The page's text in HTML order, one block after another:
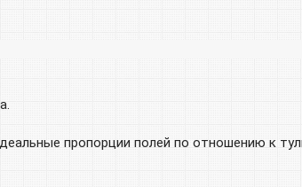
пропорции полей по отношению к